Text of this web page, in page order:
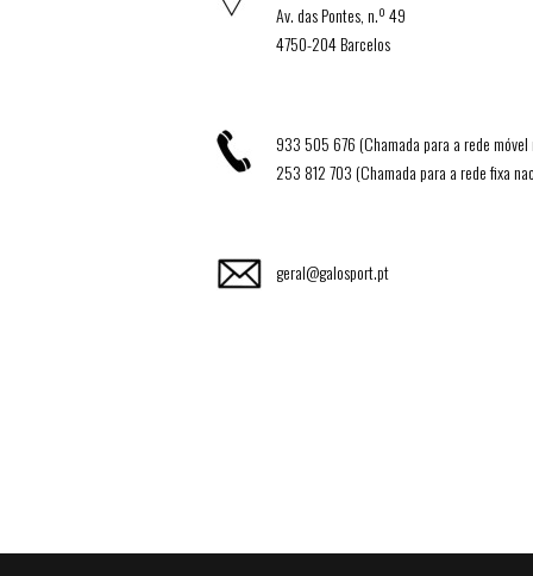
Av. das Pontes, n.º 49
4750-204 Barcelos
933 505 676 (Chamada para a rede
253 812 703 (Chamada para a rede fixa
geral@galosport.pt